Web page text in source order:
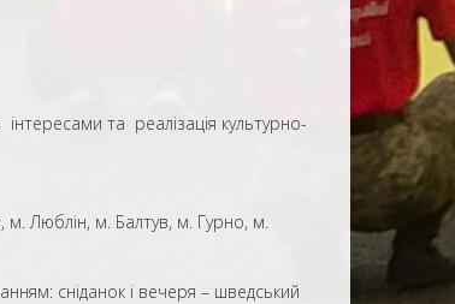
та реалізація культурно-
м. Люблін, м. Балтув, м. Гурно, м.
сніданок і вечеря – шведський